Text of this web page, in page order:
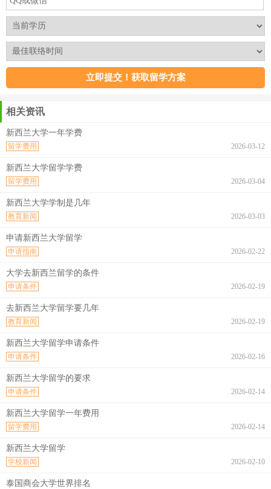
相关资讯
新西兰大学一年学费
2026-03-12
留学费用
新西兰大学留学学费
2026-03-04
留学费用
新西兰大学学制是几年
2026-03-03
教育新闻
申请新西兰大学留学
2026-02-22
申请指南
大学去新西兰留学的条件
2026-02-19
申请条件
去新西兰大学留学要几年
2026-02-19
教育新闻
新西兰大学留学申请条件
2026-02-16
申请条件
新西兰大学留学的要求
2026-02-14
申请条件
新西兰大学留学一年费用
2026-02-14
留学费用
新西兰大学留学
2026-02-10
学校新闻
泰国商会大学世界排名